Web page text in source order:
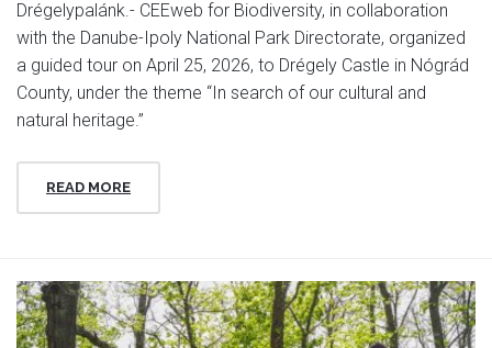
Drégelypalánk.- CEEweb for Biodiversity, in collaboration
with the Danube-Ipoly National Park Directorate, organized
a guided tour on April 25, 2026, to Drégely Castle in Nógrád
County, under the theme “In search of our cultural and
natural heritage.”
READ MORE